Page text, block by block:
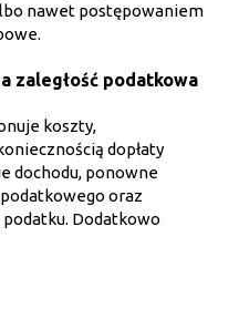
nawet postępowaniem
zaległość podatkowa
koszty,
dopłaty
dochodu, ponowne
oraz
Dodatkowo